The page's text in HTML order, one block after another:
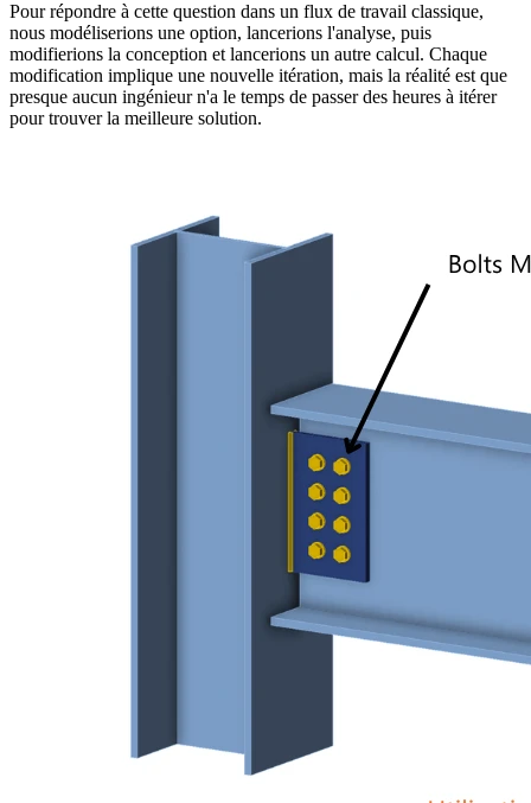
Pour répondre à cette question dans un flux de travail classique,
nous modéliserions une option, lancerions l'analyse, puis
modifierions la conception et lancerions un autre calcul. Chaque
modification implique une nouvelle itération, mais la réalité est que
presque aucun ingénieur n'a le temps de passer des heures à itérer
pour trouver la meilleure solution.